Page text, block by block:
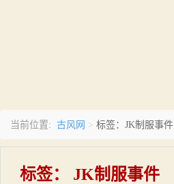
当前位置: 古风网 > 标签：JK制服事件
标签： JK制服事件